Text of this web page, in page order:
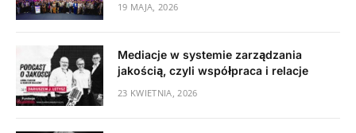
19 MAJA, 2026
Mediacje w systemie zarządzania
jakością, czyli współpraca i relacje
23 KWIETNIA, 2026